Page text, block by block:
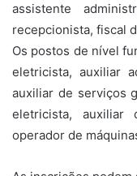
assistente
recepcionista, fiscal
Os postos de nível
eletricista, auxiliar
auxiliar de serviços
eletricista, auxiliar
operador de